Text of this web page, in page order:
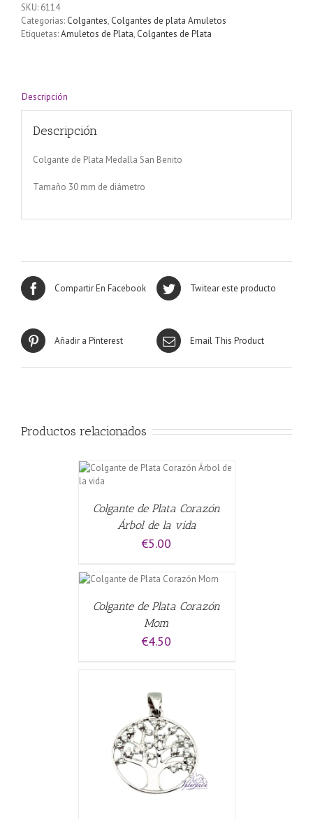
SKU: 6114
Categorías: Colgantes, Colgantes de plata Amuletos
Etiquetas:Amuletos de Plata, Colgantes de Plata
Descripción
Descripción
Colgante de Plata Medalla San Benito
Tamaño 30 mm de diámetro
Compartir En Facebook Twitear este producto
Añadir a Pinterest Email This Product
Productos relacionados
Colgante de Plata Corazón
Árbol de la vida
€5.00
Colgante de Plata Corazón
Mom
€4.50